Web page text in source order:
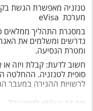
מלונות בחו"ל
Русский
קרוז
מגזין אשת
טנזניה מאפשרת הגשת
מערכת eVisa
במסגרת התהליך ממלאים
נדרשים ומשלמים את
ומטרת הנסיעה.
חשוב לדעת: קבלת ויזה או
סופית לטנזניה. ההחלטה
לרשויות ההגירה במעבר
מה זה eVisa לטנזניה?